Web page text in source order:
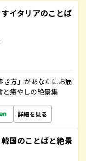
イタリアのことば
方」があなたにお届
と癒やしの絶景集
詳細を見る
国のことばと絶景